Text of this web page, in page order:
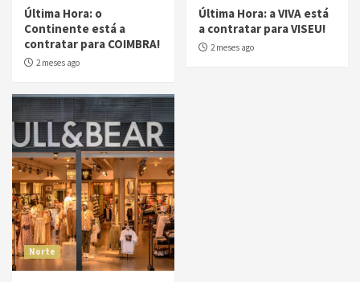
Última Hora: o
Continente está a
contratar para COIMBRA!
2 meses ago
Última Hora: a VIVA está
a contratar para VISEU!
2 meses ago
Norte